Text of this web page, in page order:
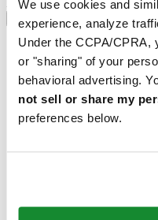
We use cookies and
experience, analyze
Under the CCPA/CPRA,
or "sharing" of your
behavioral advertising.
not sell or share my
preferences below.
Переключатель языка
France
Австрия
Бельгия
Français
Великобритания
Китай